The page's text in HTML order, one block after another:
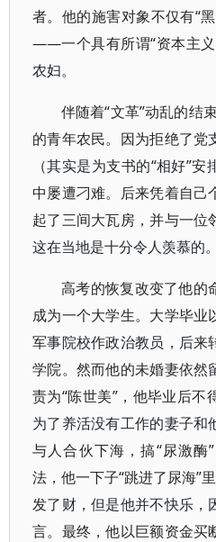
者。他的施害对象不仅有“
——一个具有所谓“资本主义
农妇。
伴随着“文革”动乱的结
的青年农民。因为拒绝了党
（其实是为支书的“相好”
中屡遭刁难。后来凭着自己
起了三间大瓦房，并与一位
这在当地是十分令人羡慕的。
高考的恢复改变了他的
成为一个大学生。大学毕业
军事院校作政治教员，后来
学院。然而他的未婚妻依然
责为“陈世美”，他毕业后不
为了养活没有工作的妻子和
与人合伙下海，搞“尿激酶
法，他一下子“跳进了尿海”
发了财，但是他并不快乐，
言。最终，他以巨额资金买